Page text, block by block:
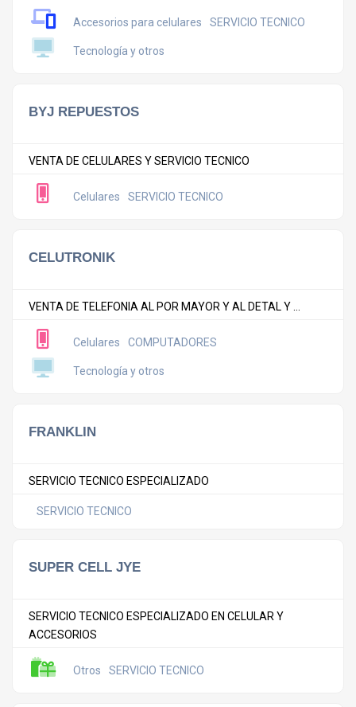
Accesorios para celulares SERVICIO TECNICO
Tecnología y otros
BYJ REPUESTOS
VENTA DE CELULARES Y SERVICIO TECNICO
Celulares SERVICIO TECNICO
CELUTRONIK
VENTA DE TELEFONIA AL POR MAYOR Y AL DETAL Y ...
Celulares COMPUTADORES
Tecnología y otros
FRANKLIN
SERVICIO TECNICO ESPECIALIZADO
SERVICIO TECNICO
SUPER CELL JYE
SERVICIO TECNICO ESPECIALIZADO EN CELULAR Y
ACCESORIOS
Otros SERVICIO TECNICO